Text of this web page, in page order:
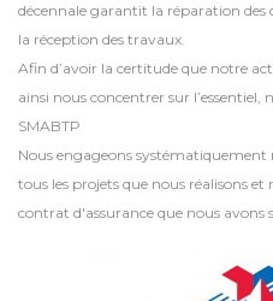
décennale garantit la réparation des
la réception des travaux.
Afin d’avoir la certitude que notre
ainsi nous concentrer sur l’essentiel,
SMABTP
Nous engageons
tous les projets que nous réalisons
contrat d'assurance que nous avons